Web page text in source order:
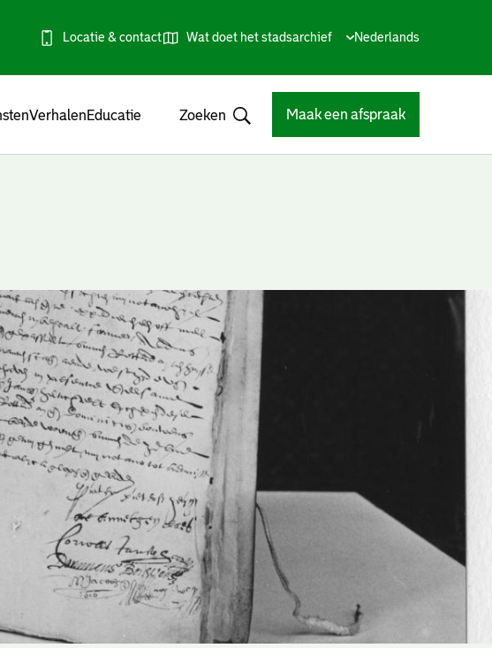
Locatie & contact Wat doet het stadsarchief
Huidige
Nederlands
VerhalenEducatie Zoeken Maak een afspraak